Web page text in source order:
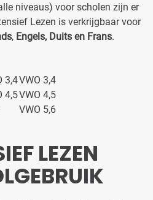
niveaus) voor scholen zijn er
Lezen is verkrijgbaar voor
, Engels, Duits en Frans.
3,4
4,5
VWO 3,4
VWO 4,5
VWO 5,6
LEZEN